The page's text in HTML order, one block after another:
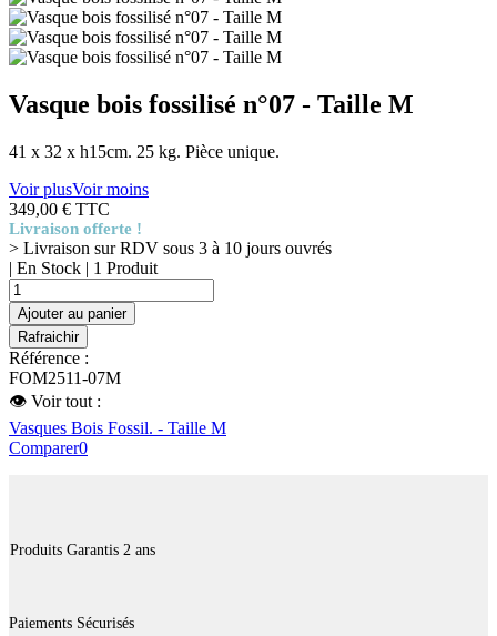
Vasque bois fossilisé n°07 - Taille M
41 x 32 x h15cm. 25 kg. Pièce unique.
Voir plusVoir moins
349,00 € TTC
Livraison offerte !
> Livraison sur RDV sous 3 à 10 jours ouvrés
| En Stock | 1 Produit
Ajouter au panier
Référence :
FOM2511-07M
👁 Voir tout :
Vasques Bois Fossil. - Taille M
Comparer0
Produits Garantis 2 ans
Paiements Sécurisés